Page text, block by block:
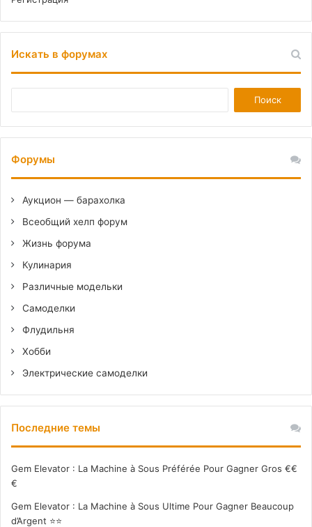
Искать в форумах
Форумы
Аукцион — барахолка
Всеобщий хелп форум
Жизнь форума
Кулинария
Различные модельки
Самоделки
Флудильня
Хобби
Электрические самоделки
Последние темы
Gem Elevator : La Machine à Sous Préférée Pour Gagner Gros €€
€
Gem Elevator : La Machine à Sous Ultime Pour Gagner Beaucoup
d’Argent ⭐⭐